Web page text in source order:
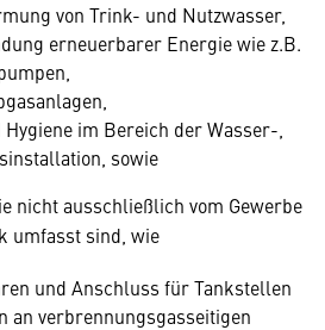
von Trink- und Nutzwasser,
erneuerbarer Energie wie z.B.
im Bereich der Wasser-,
sowie
nicht ausschließlich vom Gewerbe
umfasst sind, wie
und Anschluss für Tankstellen
an verbrennungsgasseitigen